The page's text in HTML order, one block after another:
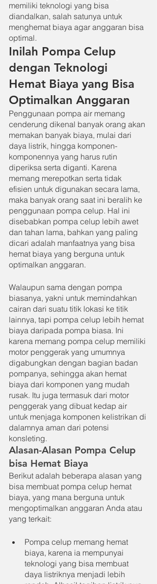
memiliki teknologi yang bisa
diandalkan, salah satunya untuk
menghemat biaya agar anggaran bisa
optimal.
Inilah Pompa Celup
dengan Teknologi
Hemat Biaya yang Bisa
Optimalkan Anggaran
Penggunaan pompa air memang
cenderung dikenal banyak orang akan
memakan banyak biaya, mulai dari
daya listrik, hingga komponen-
komponennya yang harus rutin
diperiksa serta diganti. Karena
memang merepotkan serta tidak
efisien untuk digunakan secara lama,
maka banyak orang saat ini beralih ke
penggunaan pompa celup. Hal ini
disebabkan pompa celup lebih awet
dan tahan lama, bahkan yang paling
dicari adalah manfaatnya yang bisa
hemat biaya yang berguna untuk
optimalkan anggaran.
Walaupun sama dengan pompa
biasanya, yakni untuk memindahkan
cairan dari suatu titik lokasi ke titik
lainnya, tapi pompa celup lebih hemat
biaya daripada pompa biasa. Ini
karena memang pompa celup memiliki
motor penggerak yang umumnya
digabungkan dengan bagian badan
pompanya, sehingga akan hemat
biaya dari komponen yang mudah
rusak. Itu juga termasuk dari motor
penggerak yang dibuat kedap air
untuk menjaga komponen kelistrikan di
dalamnya aman dari potensi
konsleting.
Alasan-Alasan Pompa Celup
bisa Hemat Biaya
Berikut adalah beberapa alasan yang
bisa membuat pompa celup hemat
biaya, yang mana berguna untuk
mengoptimalkan anggaran Anda atau
yang terkait:
Pompa celup memang hemat
biaya, karena ia mempunyai
teknologi yang bisa membuat
daya listriknya menjadi lebih